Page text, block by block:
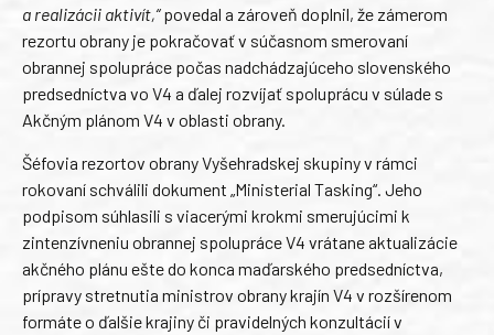
a realizácii aktivít,“povedal a zároveň doplnil, že zámerom
rezortu obrany je pokračovať v súčasnom smerovaní
obrannej spolupráce počas nadchádzajúceho slovenského
predsedníctva vo V4 a ďalej rozvíjať spoluprácu v súlade s
Akčným plánom V4 v oblasti obrany.
Šéfovia rezortov obrany Vyšehradskej skupiny v rámci
rokovaní schválili dokument „Ministerial Tasking“. Jeho
podpisom súhlasili s viacerými krokmi smerujúcimi k
zintenzívneniu obrannej spolupráce V4 vrátane aktualizácie
akčného plánu ešte do konca maďarského predsedníctva,
prípravy stretnutia ministrov obrany krajín V4 v rozšírenom
formáte o ďalšie krajiny či pravidelných konzultácií v